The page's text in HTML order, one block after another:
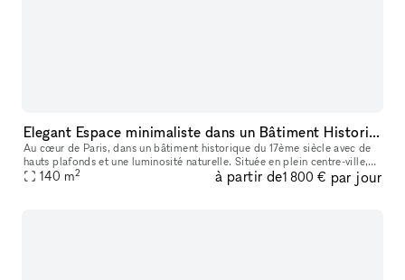
Elegant Espace minimaliste dans un Bâtiment Historique, Palais-Royal/ Louvre
Au cœur de Paris, dans un bâtiment historique du 17ème siècle avec de
hauts plafonds et une luminosité naturelle. Située en plein centre-ville,
ce lieu est parfait pour des événements éphémères ou de
140 m2 à partir de1 800 € par jour